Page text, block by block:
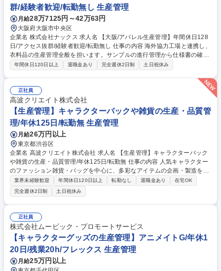
群/経験者歓迎/転勤無し 生産管理
月給28万7125円～42万63円
大阪府大阪市中央区
企業名 株式会社ナックス 求人名 【大阪/アパレル生産管理】年間休日128
日/アクセス抜群/経験者歓迎/転勤無し 仕事の内容 海外協力工場と連携し、
衣料品の生産管理全般を担います。サンプルの進行管理から仕様書の確
認、副資材の手配、検品所との連携による品質管理、納期調整、貿易実務
力工場（主に 中国・バングラデシュ等 ）の生産工程・スケジュール管
理、貿易実務のサポート ■サンプル作成の進行管理、サンプルチェック、
および修正指示 ■生地のビーカー確認、仕様書の確認（リピート商品含
む） ■副資材（ボタン、ファスナー、ネーム等）の手配、指示、確認 ■品
質管理（検品所との連携）、および納期調整 募集職種 【大阪/アパレル生
産管理】年間休日128日/アクセス抜群/経験者歓迎/転勤無し
年間休日120日以上 退職金あり 完全週休2日制 土日祝休み
正社員
高波クリエイト株式会社
【生産管理】キャラクターバックや雑貨の生産・品質管
理/年休125日/転勤無 生産管理
月給26万円以上
東京都渋谷区
企業名 高波クリエイト株式会社 求人名 【生産管理】キャラクターバック
や雑貨の生産・品質管理/年休125日/転勤無 仕事の内容 人気キャラクター
のファッション雑貨・バッグを中心に、多彩なアイテムの企画・製造を手
掛ける当社にて、自社企画・開発商品の生産管理・品質管理を担当。『か
わいい』を届けるやりがいのあるポジションです。 有名ブランドやキャラ
クターライセンスを活用した商品の企画・開発・販売を行っています。企
画段階から納品まで、商品の製造に関わる全てのプロセスにおいて、生産
管理及び品質管理を担当。仕様書の作成、生産スケジュールの組立て、工
場へ見積依頼・価格交渉、サンプルの品質確認や検査の手配、ライセンス
元様とのやり取り、輸入関連の書類の管理、国内倉庫での品質チェック、
工場開拓などがございます。 募集職種 【生産管理】キャラクターバック
や雑貨の生産・品質管理/年休125日/転勤無
業界未経験歓迎 年間休日120日以上 転勤なし 退職金あり
在宅OK
完全週休2日制
土日祝休み
正社員
株式会社ムービック・プロモートサービス
【キャラクターグッズの生産管理】アニメイトG/年休1
20日/残業20h/フレックス 生産管理
月給25万円以上